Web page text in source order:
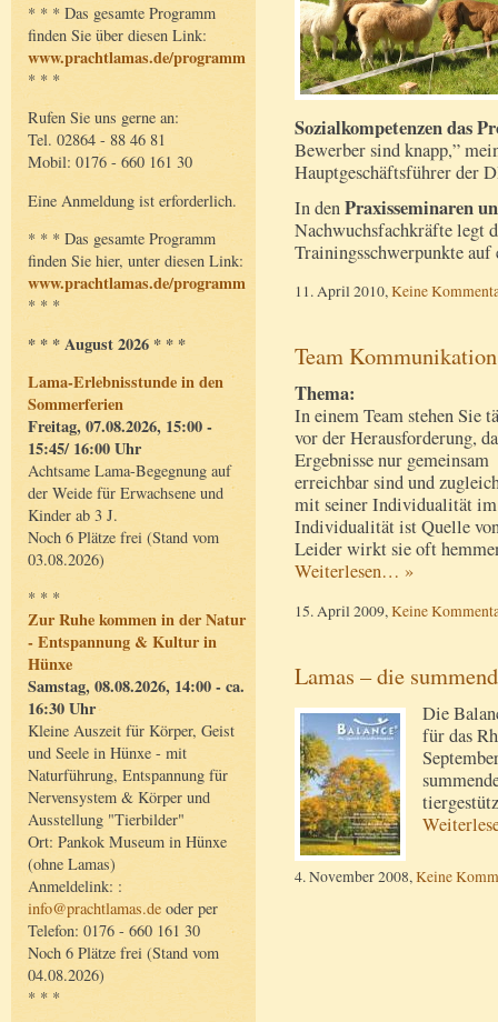
* * * Das gesamte Programm
finden Sie über diesen Link:
www.prachtlamas.de/programm
* * *
Rufen Sie uns gerne an:
Tel. 02864 - 88 46 81
Mobil: 0176 - 660 161 30
Eine Anmeldung ist erforderlich.
* * * Das gesamte Programm
finden Sie hier, unter diesen Link:
www.prachtlamas.de/programm
* * *
* * * August 2026 * * *
Lama-Erlebnisstunde in den
Sommerferien
Freitag, 07.08.2026, 15:00 -
15:45/ 16:00 Uhr
Achtsame Lama-Begegnung auf
der Weide für Erwachsene und
Kinder ab 3 J.
Noch 6 Plätze frei (Stand vom
03.08.2026)
* * *
Zur Ruhe kommen in der Natur
- Entspannung & Kultur in
Hünxe
Samstag, 08.08.2026, 14:00 - ca.
16:30 Uhr
Kleine Auszeit für Körper, Geist
und Seele in Hünxe - mit
Naturführung, Entspannung für
Nervensystem & Körper und
Ausstellung "Tierbilder"
Ort: Pankok Museum in Hünxe
(ohne Lamas)
Anmeldelink: :
info@prachtlamas.de oder per
Telefon: 0176 - 660 161 30
Noch 6 Plätze frei (Stand vom
04.08.2026)
* * *
Sozialkompetenzen das
Bewerber sind knapp,”
Hauptgeschäftsführer der
In denPraxisseminaren
Nachwuchsfachkräfte legt
Trainingsschwerpunkte
11. April 2010,Keine
Team Kommunikation
Thema:
In einem Team stehen Sie
vor der Herausforderung,
Ergebnisse nur gemeinsam
erreichbar sind und
mit seiner Individualität
Individualität ist Quelle
Leider wirkt sie oft
Weiterlesen… »
15. April 2009,Keine
Lamas – die
Die
für das
4. November 2008,Keine